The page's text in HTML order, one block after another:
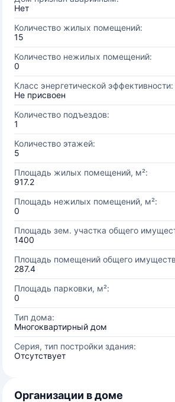
Нет
Количество жилых помещений:
15
Количество нежилых помещений:
0
Класс энергетической эффективности:
Не присвоен
Количество подъездов:
1
Количество этажей:
5
Площадь жилых помещений, м²:
917.2
Площадь нежилых помещений, м²:
0
Площадь зем. участка общего
1400
Площадь помещений общего
287.4
Площадь парковки, м²:
0
Тип дома:
Многоквартирный дом
Серия, тип постройки здания:
Отсутствует
Организации в доме